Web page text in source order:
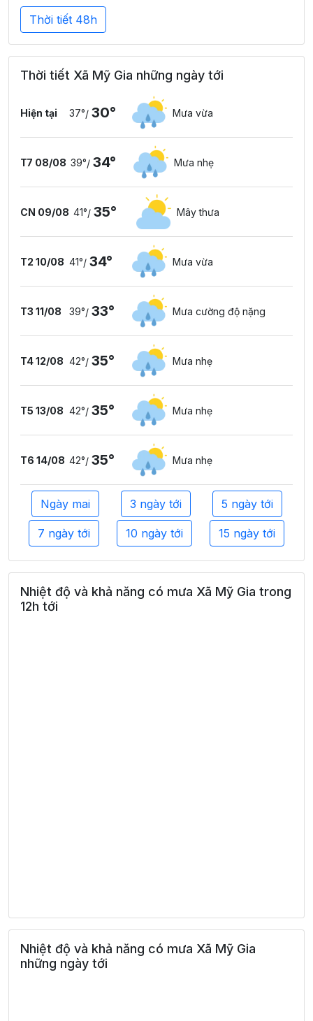
Thời tiết 48h
Thời tiết Xã Mỹ Gia những ngày tới
Hiện tại 37°/ 30° Mưa vừa
T7 08/08 39°/ 34° Mưa nhẹ
CN 09/08 41°/ 35° Mây thưa
T2 10/08 41°/ 34° Mưa vừa
T3 11/08 39°/ 33° Mưa cường độ nặng
T4 12/08 42°/ 35° Mưa nhẹ
T5 13/08 42°/ 35° Mưa nhẹ
T6 14/08 42°/ 35° Mưa nhẹ
Ngày mai 3 ngày tới 5 ngày tới
7 ngày tới 10 ngày tới 15 ngày tới
Nhiệt độ và khả năng có mưa Xã Mỹ Gia trong
12h tới
Nhiệt độ và khả năng có mưa Xã Mỹ Gia
những ngày tới